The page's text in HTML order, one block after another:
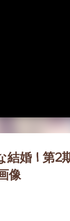
結婚 | 第2
像